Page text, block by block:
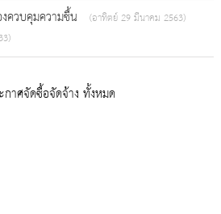
ควบคุมความชื้น
(อาทิตย์ 29 มีนาคม 2563)
าศจัดซื้อจัดจ้าง ทั้งหมด